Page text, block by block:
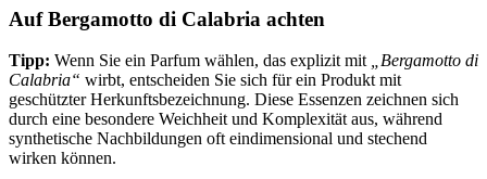
Auf Bergamotto di Calabria achten
Tipp: Wenn Sie ein Parfum wählen, das explizit mit
„Bergamotto di
Calabria“ wirbt, entscheiden Sie sich für ein Produkt mit
geschützter Herkunftsbezeichnung. Diese Essenzen zeichnen sich
durch eine besondere Weichheit und Komplexität aus, während
synthetische Nachbildungen oft eindimensional und stechend
wirken können.